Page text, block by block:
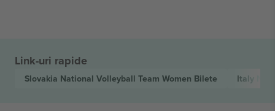
Link-uri rapide
Slovakia National Volleyball Team Women Bilete Italy